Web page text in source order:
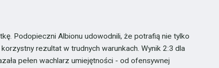
Podopieczni Albionu udowodnili, że potrafią nie tylko
rezultat w trudnych warunkach. Wynik 2:3 dla
pełen wachlarz umiejętności - od ofensywnej